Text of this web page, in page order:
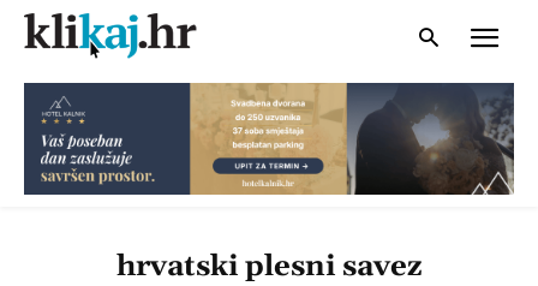
hrvatski plesni savez